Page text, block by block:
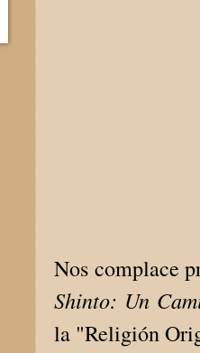
Nos complace
Shinto: Un
la "Religión